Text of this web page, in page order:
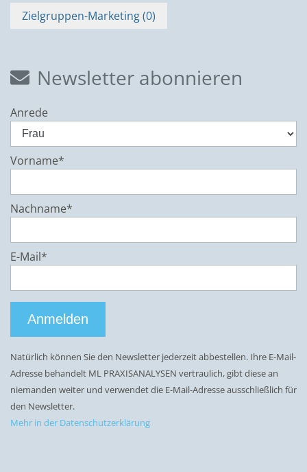
Zielgruppen-Marketing (0)
Newsletter abonnieren
Anrede
Vorname*
Nachname*
E-Mail*
Anmelden
Natürlich können Sie den Newsletter jederzeit abbestellen. Ihre E-Mail-
Adresse behandelt ML PRAXISANALYSEN vertraulich, gibt diese an
niemanden weiter und verwendet die E-Mail-Adresse ausschließlich für
den Newsletter.
Mehr in der Datenschutzerklärung